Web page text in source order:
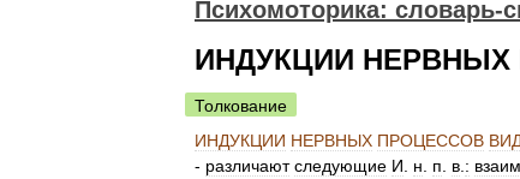
Психомоторика: cловарь-
ИНДУКЦИИ
Толкование
ИНДУКЦИИ НЕРВНЫХ ПРОЦЕССОВ
- различают следующие И н п в :